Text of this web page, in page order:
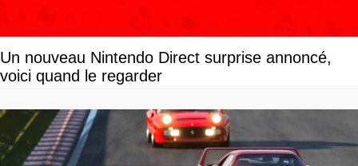
Un nouveau Nintendo Direct surprise annoncé,
voici quand le regarder